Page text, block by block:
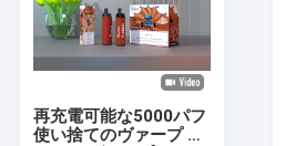
再充電可能な5000パフ
使い捨てのヴァープ ユ